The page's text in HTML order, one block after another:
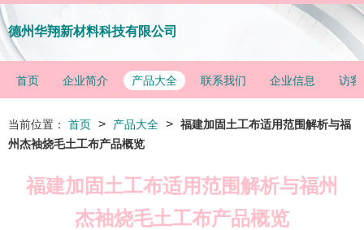
德州华翔新材料科技有限公司
首页 企业简介 产品大全 联系我们 企业信息 访客
当前位置： 首页 > 产品大全 > 福建加固土工布适用范围解析与福
州杰袖烧毛土工布产品概览
福建加固土工布适用范围解析与福州
杰袖烧毛土工布产品概览